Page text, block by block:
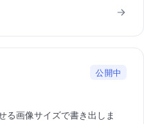
公開中
る画像サイズで書き出しま